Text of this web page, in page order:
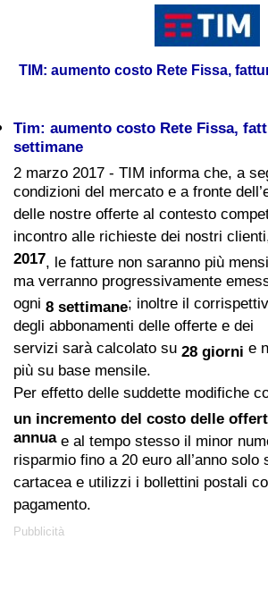
TIM: aumento costo Rete Fissa,
Tim: aumento costo Rete Fissa,
settimane
2 marzo 2017 - TIM informa che, a
condizioni del mercato e a fronte
delle nostre offerte al contesto
incontro alle richieste dei nostri
2017, le fatture non saranno più
ma verranno progressivamente
ogni 8 settimane; inoltre il
degli abbonamenti delle offerte e dei
servizi sarà calcolato su 28 giorni e
più su base mensile.
Per effetto delle suddette modifiche
un incremento del costo delle
annuae al tempo stesso il minor
risparmio fino a 20 euro all’anno
cartacea e utilizzi i bollettini postali
pagamento.
Pubblicità